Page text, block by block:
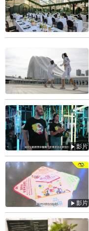
影片
影片